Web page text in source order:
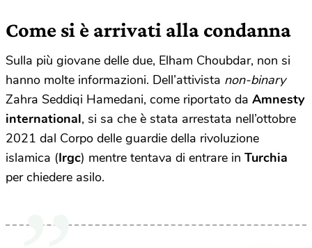
Come si è arrivati alla condanna
Sulla più giovane delle due, Elham Choubdar, non si
hanno molte informazioni. Dell’attivista non-binary
Zahra Seddiqi Hamedani, come riportato da Amnesty
international, si sa che è stata arrestata nell’ottobre
2021 dal Corpo delle guardie della rivoluzione
islamica (Irgc) mentre tentava di entrare in Turchia
per chiedere asilo.